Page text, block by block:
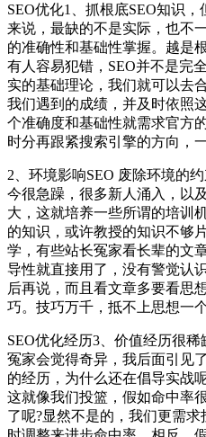
SEO优化1、抓根底SEO知识
来说，最缺的不是实际，也不
的准确性和基础性掌握。越是
有人容易犯错，SEO并不是完
实的基础理论，我们就可以去
我们遇到的成绩，并及时依照
个准确度和基础性就需求官方
时分再跟紧搜索引擎的方向，
2、环境影响SEO 废除环境的
今很急躁，很多新人涌入，以
大，这就培养一些所谓的培训
的知识，或许教授的知识不够
学，有些站长冤家看长辈的文
导性就直接用了，没有警觉认
后再说，而且看文章多要看思
巧。技巧万千，抵不上思想一个
SEO优化经历3、价值经历很
冤家会觉得奇异，我后面引见
的经历，为什么还在倡导实战
这就像我们投篮，假如命中率
了呢?显然不是的，我们更需